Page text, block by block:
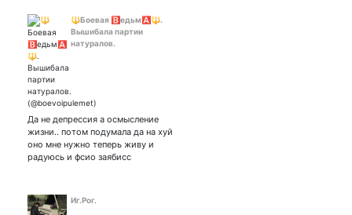
🔱Боевая 🅱️едьм🅰️🔱.
Вышибала партии
натуралов.
Да не депрессия а осмысление
жизни.. потом подумала да на хуй
оно мне нужно теперь живу и
радуюсь и фсио заябисс
Иг.Рог.